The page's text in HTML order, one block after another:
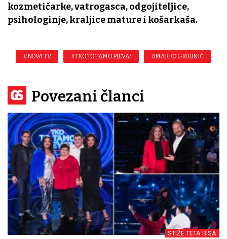
kozmetičarke, vatrogasca, odgojiteljice,
psihologinje, kraljice mature i košarkaša.
#NOVA TV #TKO TO TAMO PJEVA? #MARKO GRUBNIĆ
Povezani članci
STIŽE TETA BISA